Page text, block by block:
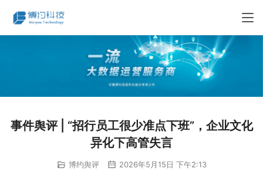
事件舆评 | “招行员工很少准点下班”，企业文化
异化下高管失言
博约舆评 2026年5月15日 下午2:13